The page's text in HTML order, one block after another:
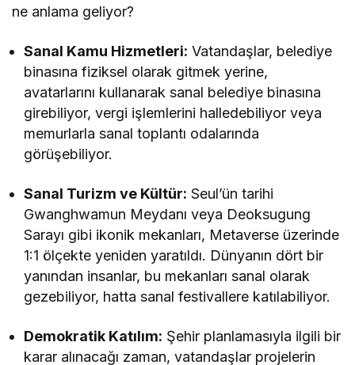
ne anlama geliyor?
Sanal Kamu Hizmetleri: Vatandaşlar, belediye
binasına fiziksel olarak gitmek yerine,
avatarlarını kullanarak sanal belediye binasına
girebiliyor, vergi işlemlerini halledebiliyor veya
memurlarla sanal toplantı odalarında
görüşebiliyor.
Sanal Turizm ve Kültür: Seul’ün tarihi
Gwanghwamun Meydanı veya Deoksugung
Sarayı gibi ikonik mekanları, Metaverse üzerinde
1:1 ölçekte yeniden yaratıldı. Dünyanın dört bir
yanından insanlar, bu mekanları sanal olarak
gezebiliyor, hatta sanal festivallere katılabiliyor.
Demokratik Katılım: Şehir planlamasıyla ilgili bir
karar alınacağı zaman, vatandaşlar projelerin